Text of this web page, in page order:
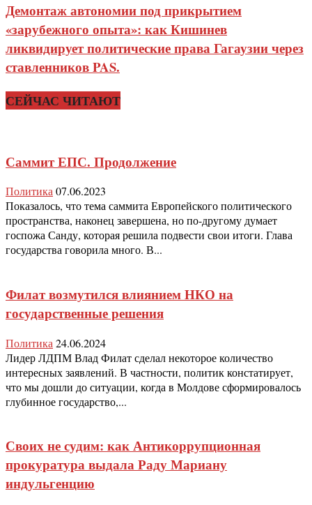
Демонтаж автономии под прикрытием
«зарубежного опыта»: как Кишинев
ликвидирует политические права Гагаузии через
ставленников PAS.
СЕЙЧАС ЧИТАЮТ
Саммит ЕПС. Продолжение
Политика07.06.2023
Показалось, что тема саммита Европейского политического
пространства, наконец завершена, но по-другому думает
госпожа Санду, которая решила подвести свои итоги. Глава
государства говорила много. В...
Филат возмутился влиянием НКО на
государственные решения
Политика 24.06.2024
Лидер ЛДПМ Влад Филат сделал некоторое количество
интересных заявлений. В частности, политик констатирует,
что мы дошли до ситуации, когда в Молдове сформировалось
глубинное государство,...
Своих не судим: как Антикоррупционная
прокуратура выдала Раду Мариану
индульгенцию